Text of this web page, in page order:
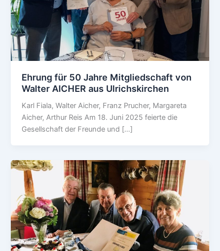
Ehrung für 50 Jahre Mitgliedschaft von
Walter AICHER aus Ulrichskirchen
Karl Fiala, Walter Aicher, Franz Prucher, Margareta
Aicher, Arthur Reis Am 18. Juni 2025 feierte die
Gesellschaft der Freunde und […]